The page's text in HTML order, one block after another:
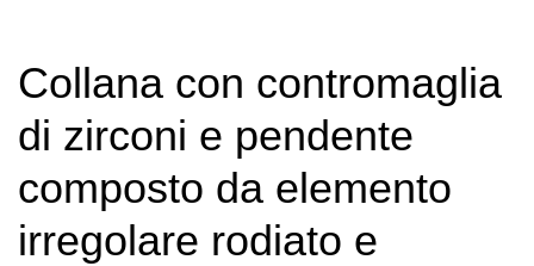
Collana con contromaglia
di zirconi e pendente
composto da elemento
irregolare rodiato e